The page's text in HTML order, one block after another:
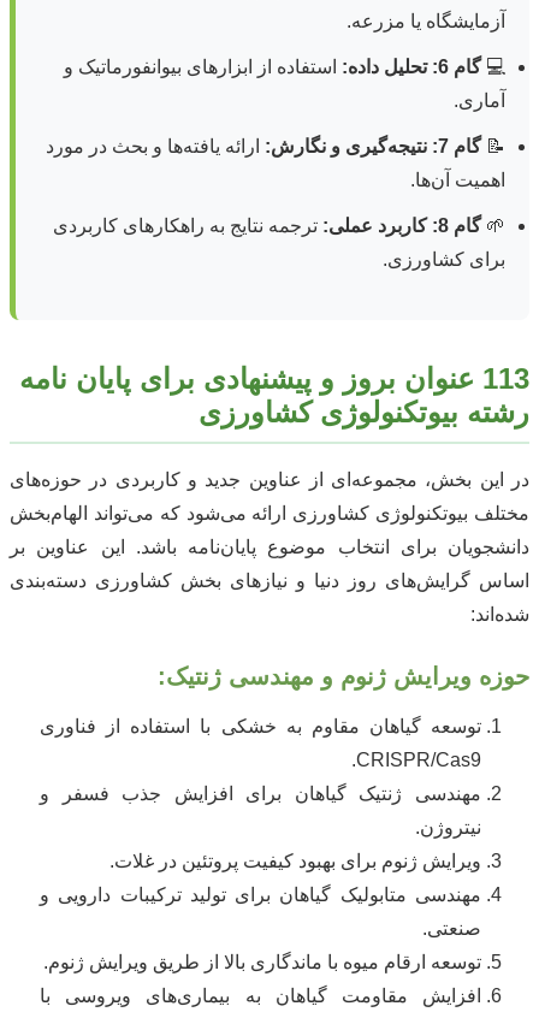
آزمایشگاه یا مزرعه.
💻گام 6: تحلیل داده:
استفاده از ابزارهای بیوانفورماتیک و
آماری.
📝گام 7: نتیجه‌گیری و نگارش:
ارائه یافته‌ها و بحث در مورد
اهمیت آن‌ها.
🌱گام 8: کاربرد عملی:
ترجمه نتایج به راهکارهای کاربردی
برای کشاورزی.
113 عنوان بروز و پیشنهادی برای پایان نامه
رشته بیوتکنولوژی کشاورزی
در این بخش، مجموعه‌ای از عناوین جدید و کاربردی در حوزه‌های
مختلف بیوتکنولوژی کشاورزی ارائه می‌شود که می‌تواند الهام‌بخش
دانشجویان برای انتخاب موضوع پایان‌نامه باشد. این عناوین بر
اساس گرایش‌های روز دنیا و نیازهای بخش کشاورزی دسته‌بندی
شده‌اند:
حوزه ویرایش ژنوم و مهندسی ژنتیک:
توسعه گیاهان مقاوم به خشکی با استفاده از فناوری
CRISPR/Cas9.
مهندسی ژنتیک گیاهان برای افزایش جذب فسفر و
نیتروژن.
ویرایش ژنوم برای بهبود کیفیت پروتئین در غلات.
مهندسی متابولیک گیاهان برای تولید ترکیبات دارویی و
صنعتی.
توسعه ارقام میوه با ماندگاری بالا از طریق ویرایش ژنوم.
افزایش مقاومت گیاهان به بیماری‌های ویروسی با